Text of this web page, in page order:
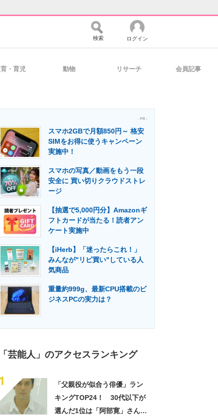
ュニティ マーケ×ITの今がよく分かる
活用を支援
メディア 建設×テクノロジーの最前線
検索 ログイン
・育児 動物 リサーチ 会員記事
- PR -
スマホ2GBで月額850円～ 格安
SIMをお得に使うキャンペーン
実施中！
スマホの写真／動画をもう一段
安全に 買い切りクラウドストレ
ージ
【抽選で5,000円分】Amazonギ
フトカードが当たる！読者アン
ケート実施中
【iHerb】「迷ったらこれ！」
みんなが"リピ買い"している人
気商品
重量約999g、最新CPU搭載のビ
ジネスPCの実力は？
芸能人」のアクセスランキング
「父親役が似合う俳優」ラン
キングTOP24！ 30代以下が
選んだ1位は「阿部寛」さん